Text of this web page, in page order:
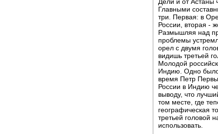
Главными
три. Первая: в
России, вторая -
Размышляя над
проблемы
орел с двумя
видишь третьей
Молодой
Индию. Одно было
время Петр
России в Индию
выводу, что
том месте, где
географическая
третьей головой
использовать.